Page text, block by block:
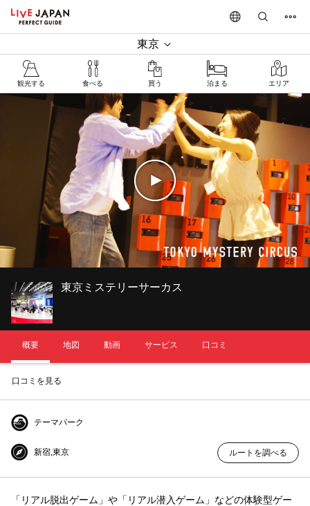
東京
観光する 食べる 買う 泊まる エリア
東京ミステリーサーカス
概要 地図 動画 サービス 口コミ
口コミを見る
テーマパーク
新宿,東京 ルートを調べる
「リアル脱出ゲーム」や「リアル潜入ゲーム」などの体験型ゲー